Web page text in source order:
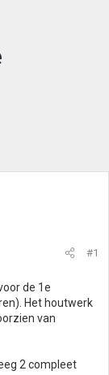
#1
de 1e
Het houtwerk
van
2 compleet